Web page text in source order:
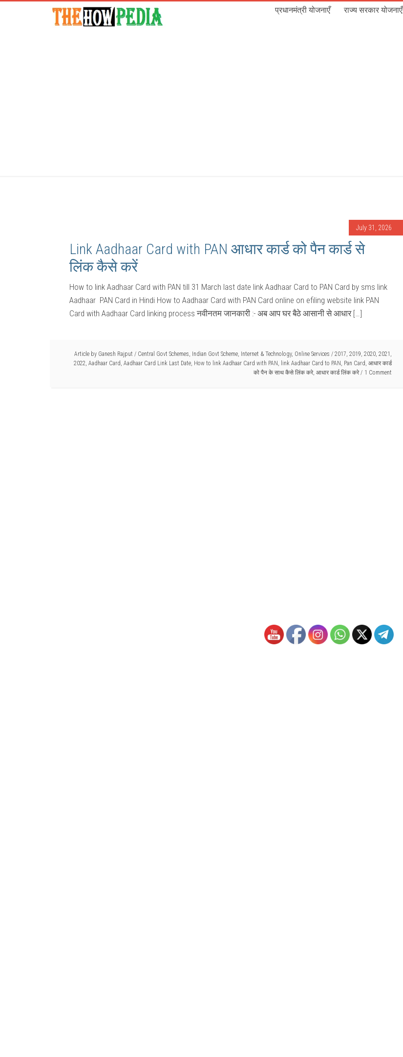
प्रधानमंत्री योजनाएँ राज्य सरकार योजनाएँ
July 31, 2026
Link Aadhaar Card with PAN आधार कार्ड को पैन कार्ड से
लिंक कैसे करें
How to link Aadhaar Card with PAN till 31 March last date link Aadhaar Card to PAN Card by sms link
Aadhaar PAN Card in Hindi How to Aadhaar Card with PAN Card online on efiling website link PAN
Card with Aadhaar Card linking process नवीनतम जानकारी :- अब आप घर बैठे आसानी से आधार […]
Article by Ganesh Rajput / Central Govt Schemes, Indian Govt Scheme, Internet & Technology, Online Services / 2017, 2019, 2020, 2021 ,
2022, Aadhaar Card, Aadhaar Card Link Last Date, How to link Aadhaar Card with PAN , link Aadhaar Card to PAN , Pan Card, आधार कार्ड
को पैन के साथ कैसे लिंक करे, आधार कार्ड लिंक करे 1 Comment